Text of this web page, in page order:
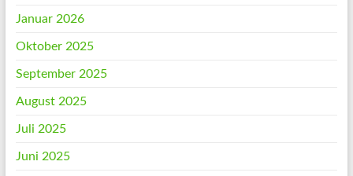
Januar 2026
Oktober 2025
September 2025
August 2025
Juli 2025
Juni 2025